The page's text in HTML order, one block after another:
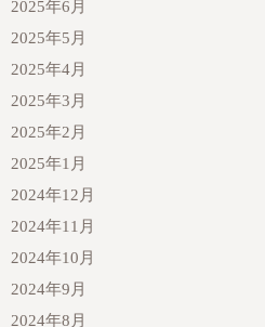
2025年6月
2025年5月
2025年4月
2025年3月
2025年2月
2025年1月
2024年12月
2024年11月
2024年10月
2024年9月
2024年8月